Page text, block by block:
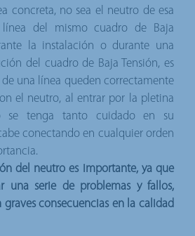
concreta, no sea el neutro de esa
del mismo cuadro de Baja
la instalación o durante una
del cuadro de Baja Tensión, es
de una línea queden correctamente
el neutro, al entrar por la pletina
se tenga tanto cuidado en su
conectando en cualquier orden
del neutro es importante, ya que
una serie de problemas y fallos,
consecuencias en la calidad